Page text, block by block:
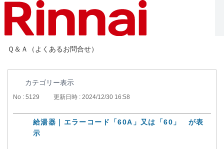
Ｑ＆Ａ（よくあるお問合せ）
カテゴリー表示
No : 5129 更新日時 : 2024/12/30 16:58
給湯器｜エラーコード「60A」又は「60」 が表
示